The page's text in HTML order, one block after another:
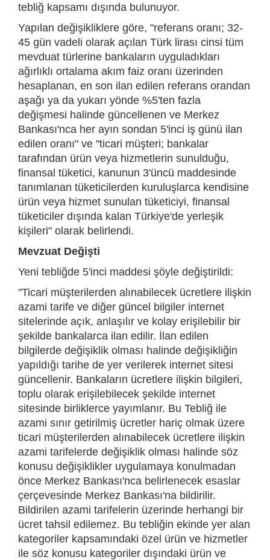
tebliğ kapsamı dışında bulunuyor.
Yapılan değişikliklere göre, "referans oranı; 32-
45 gün vadeli olarak açılan Türk lirası cinsi tüm
mevduat türlerine bankaların uyguladıkları
ağırlıklı ortalama akım faiz oranı üzerinden
hesaplanan, en son ilan edilen referans orandan
aşağı ya da yukarı yönde %5'ten fazla
değişmesi halinde güncellenen ve Merkez
Bankası'nca her ayın sondan 5'inci iş günü ilan
edilen oranı" ve "ticari müşteri; bankalar
tarafından ürün veya hizmetlerin sunulduğu,
finansal tüketici, kanunun 3'üncü maddesinde
tanımlanan tüketicilerden kuruluşlarca kendisine
ürün veya hizmet sunulan tüketiciyi, finansal
tüketiciler dışında kalan Türkiye'de yerleşik
kişileri" olarak belirlendi.
Mevzuat Değişti
Yeni tebliğde 5'inci maddesi şöyle değiştirildi:
"Ticari müşterilerden alınabilecek ücretlere ilişkin
azami tarife ve diğer güncel bilgiler internet
sitelerinde açık, anlaşılır ve kolay erişilebilir bir
şekilde bankalarca ilan edilir. İlan edilen
bilgilerde değişiklik olması halinde değişikliğin
yapıldığı tarihe de yer verilerek internet sitesi
güncellenir. Bankaların ücretlere ilişkin bilgileri,
toplu olarak erişilebilecek şekilde internet
sitesinde birliklerce yayımlanır. Bu Tebliğ ile
azami sınır getirilmiş ücretler hariç olmak üzere
ticari müşterilerden alınabilecek ücretlere ilişkin
azami tarifelerde değişiklik olması halinde söz
konusu değişiklikler uygulamaya konulmadan
önce Merkez Bankası'nca belirlenecek esaslar
çerçevesinde Merkez Bankası'na bildirilir.
Bildirilen azami tarifelerin üzerinde herhangi bir
ücret tahsil edilemez. Bu tebliğin ekinde yer alan
kategoriler kapsamındaki özel ürün ve hizmetler
ile söz konusu kategoriler dışındaki ürün ve